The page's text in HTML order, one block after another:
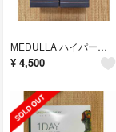
MEDULLA ハイパーリンクセラム 55ml 2本
¥ 4,500